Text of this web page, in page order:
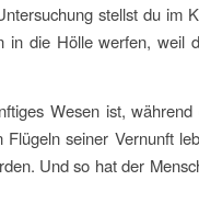
stellst du im
die Hölle werfen, weil
Wesen ist,
seiner Vernunft
Und so hat der